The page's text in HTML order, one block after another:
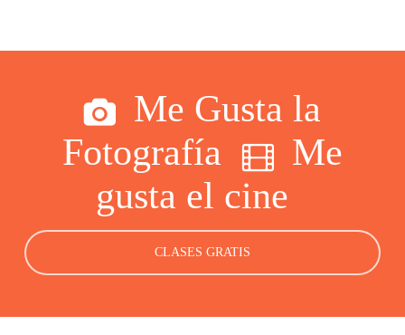
Me Gusta la
Fotografía
Me
gusta el cine
CLASES GRATIS